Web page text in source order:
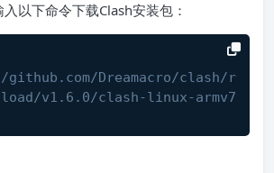
以下命令下载Clash安装包：
github.com/Dreamacro/clash/r
v1.6.0/clash-linux-armv7